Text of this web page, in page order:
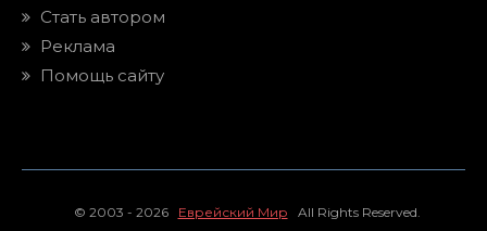
Стать автором
Реклама
Помощь сайту
© 2003 - 2026 Еврейский Мир All Rights Reserved.